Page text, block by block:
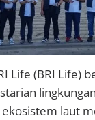
Life (BRI Life)
laut